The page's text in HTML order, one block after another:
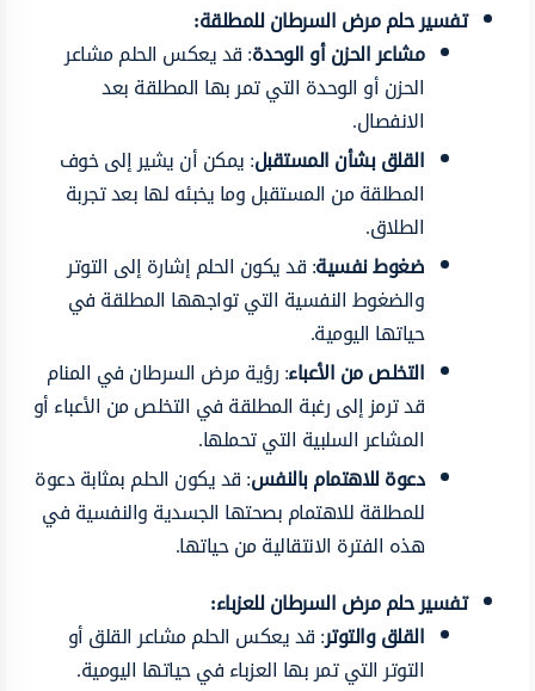
تفسير حلم مرض السرطان للمطلقة:
مشاعر الحزن أو الوحدة: قد يعكس الحلم مشاعر
الحزن أو الوحدة التي تمر بها المطلقة بعد
الانفصال.
القلق بشأن المستقبل: يمكن أن يشير إلى خوف
المطلقة من المستقبل وما يخبئه لها بعد تجربة
الطلاق.
ضغوط نفسية: قد يكون الحلم إشارة إلى التوتر
والضغوط النفسية التي تواجهها المطلقة في
حياتها اليومية.
التخلص من الأعباء: رؤية مرض السرطان في المنام
قد ترمز إلى رغبة المطلقة في التخلص من الأعباء أو
المشاعر السلبية التي تحملها.
دعوة للاهتمام بالنفس: قد يكون الحلم بمثابة دعوة
للمطلقة للاهتمام بصحتها الجسدية والنفسية في
هذه الفترة الانتقالية من حياتها.
تفسير حلم مرض السرطان للعزباء:
القلق والتوتر: قد يعكس الحلم مشاعر القلق أو
التوتر التي تمر بها العزباء في حياتها اليومية.